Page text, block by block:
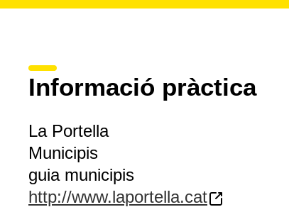
Informació pràctica
La Portella
Municipis
guia municipis
http://www.laportella.cat